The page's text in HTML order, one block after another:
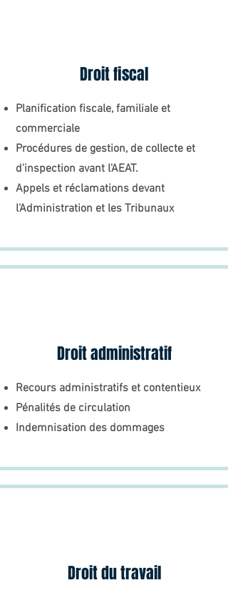
Droit fiscal
Planification fiscale, familiale et
commerciale
Procédures de gestion, de collecte et
d'inspection avant l'AEAT.
Appels et réclamations devant
l'Administration et les Tribunaux
Droit administratif
Recours administratifs et contentieux
Pénalités de circulation
Indemnisation des dommages
Droit du travail